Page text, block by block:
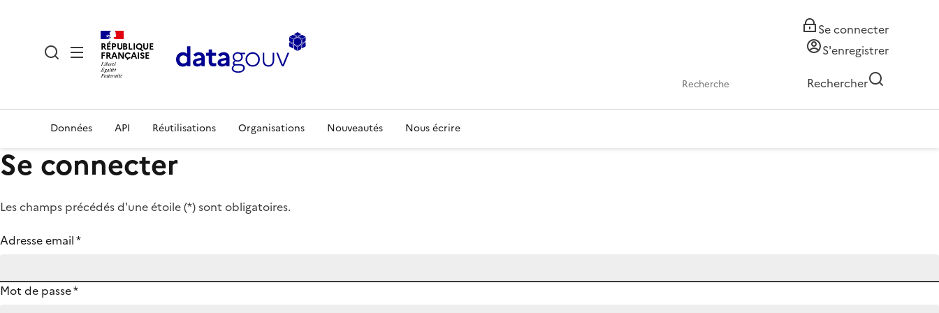
RÉPUBLIQUE
FRANÇAISE
Se connecter
S'enregistrer
Rechercher
Données API Réutilisations Organisations Nouveautés Nous écrire
Se connecter
Les champs précédés d'une étoile (*) sont obligatoires.
Adresse email*
Mot de passe*